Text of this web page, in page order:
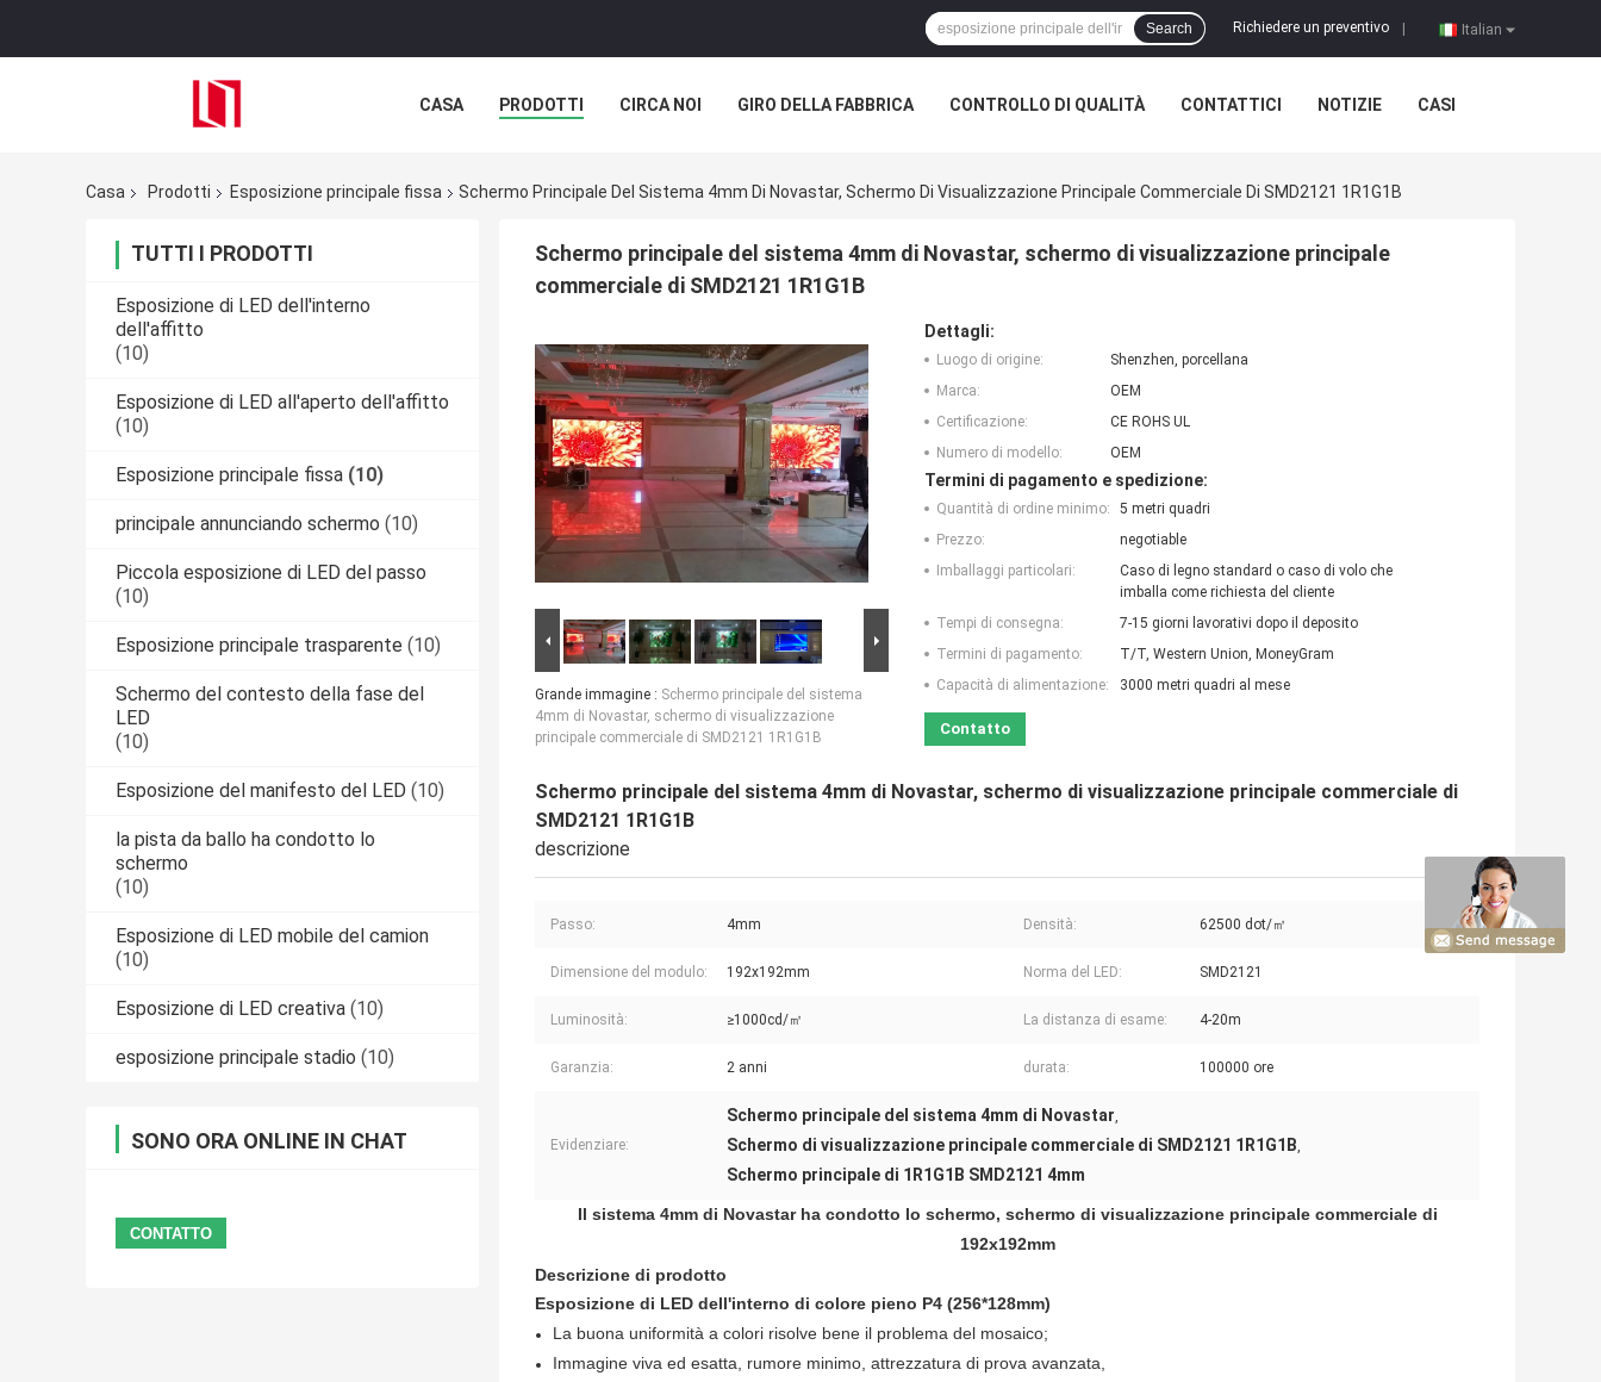
Italian
Richiedere un preventivo
Search
CASA PRODOTTI CIRCA NOI GIRO DELLA FABBRICA CONTROLLO DI QUALITÀ CONTATTICI NOTIZIE CASI
Casa Prodotti Esposizione principale fissa Schermo Principale Del Sistema 4mm Di Novastar, Schermo Di Visualizzazione Principale Commerciale Di SMD2121 1R1G1B
TUTTI I PRODOTTI
Esposizione di LED dell'interno
dell'affitto
(10)
Esposizione di LED all'aperto dell'affitto
(10)
Esposizione principale fissa (10)
principale annunciando schermo (10)
Piccola esposizione di LED del passo
(10)
Esposizione principale trasparente (10)
Schermo del contesto della fase del
LED
(10)
Esposizione del manifesto del LED (10)
la pista da ballo ha condotto lo
schermo
(10)
Esposizione di LED mobile del camion
(10)
Esposizione di LED creativa (10)
esposizione principale stadio (10)
SONO ORA ONLINE IN CHAT
Schermo principale del sistema 4mm di Novastar, schermo di visualizzazione principale
commerciale di SMD2121 1R1G1B
Grande immagine : Schermo principale del sistema
4mm di Novastar, schermo di visualizzazione
principale commerciale di SMD2121 1R1G1B
Dettagli:
Luogo di origine:
Shenzhen, porcellana
Marca:
OEM
Certificazione:
CE ROHS UL
Numero di modello:
OEM
Termini di pagamento e spedizione:
Quantità di ordine minimo:
5 metri quadri
Prezzo:
negotiable
Imballaggi particolari:
Caso di legno standard o caso di volo che
imballa come richiesta del cliente
Tempi di consegna:
7-15 giorni lavorativi dopo il deposito
Termini di pagamento:
T/T, Western Union, MoneyGram
Capacità di alimentazione:
3000 metri quadri al mese
Contatto
Schermo principale del sistema 4mm di Novastar, schermo di visualizzazione principale commerciale di
SMD2121 1R1G1B
descrizione
Passo: 4mm Densità: 62500 dot/㎡
Dimensione del modulo: 192x192mm Norma del LED: SMD2121
Luminosità: ≥1000cd/㎡ La distanza di esame: 4-20m
Garanzia: 2 anni durata: 100000 ore
Evidenziare:
Schermo principale del sistema 4mm di Novastar,
Schermo di visualizzazione principale commerciale di SMD2121 1R1G1B,
Schermo principale di 1R1G1B SMD2121 4mm
Il sistema 4mm di Novastar ha condotto lo schermo, schermo di visualizzazione principale commerciale di
192x192mm
Descrizione di prodotto
Esposizione di LED dell'interno di colore pieno P4 (256*128mm)
La buona uniformità a colori risolve bene il problema del mosaico;
Immagine viva ed esatta, rumore minimo, attrezzatura di prova avanzata,